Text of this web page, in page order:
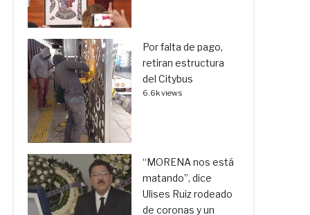
Por falta de pago,
retiran estructura
del Citybus
6.6k views
“MORENA nos está
matando”, dice
Ulises Ruiz rodeado
de coronas y un